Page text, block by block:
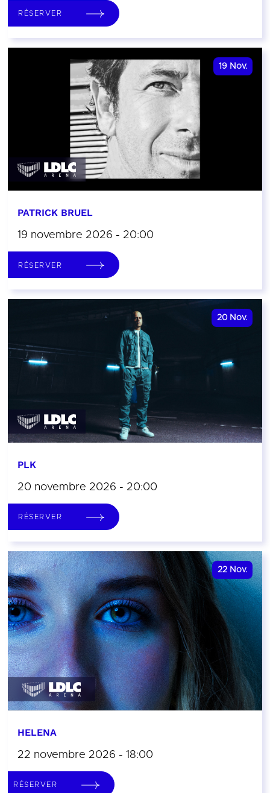
RÉSERVER
19 Nov.
PATRICK BRUEL
19 novembre 2026 - 20:00
RÉSERVER
20 Nov.
PLK
20 novembre 2026 - 20:00
RÉSERVER
22 Nov.
HELENA
22 novembre 2026 - 18:00
RÉSERVER